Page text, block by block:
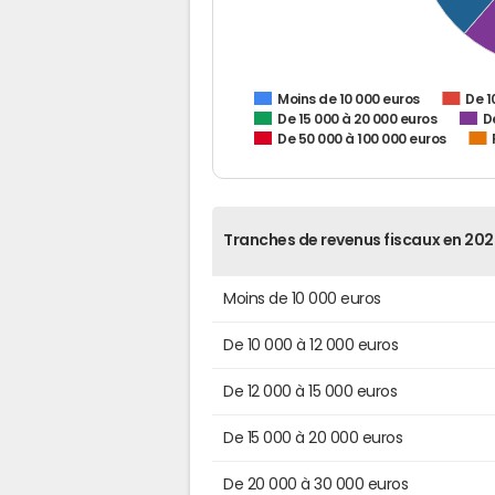
Moins de 10 000 euros
De
De 15 000 à 20 000 euros
De 50 000 à 100 000 euros
Tranches de revenus fiscaux en
Moins de 10 000 euros
De 10 000 à 12 000 euros
De 12 000 à 15 000 euros
De 15 000 à 20 000 euros
De 20 000 à 30 000 euros